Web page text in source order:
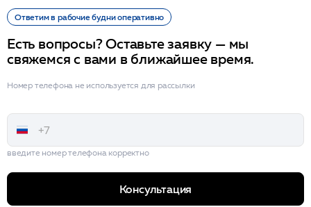
Ответим в рабочие будни оперативно
Есть вопросы? Оставьте заявку — мы
свяжемся с вами в ближайшее время.
Номер телефона не используется для рассылки
введите номер телефона корректно
Консультация